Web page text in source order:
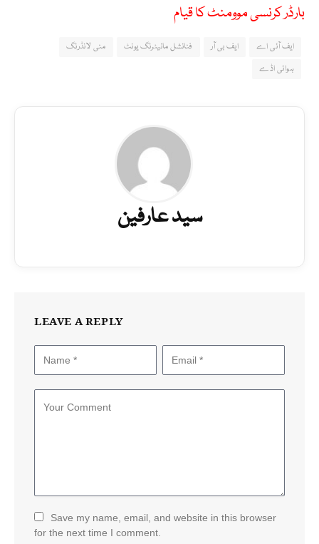
بارڈر کرنسی موومنٹ کا قیام
ایف آئی اے ایف بی آر فنانشل مانیٹرنگ یونٹ
منی لانڈرنگ
ہوائی اڈے
سید عارفین
LEAVE A REPLY
Save my name, email, and website in this browser
for the next time I comment.